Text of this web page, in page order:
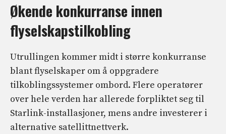
Økende konkurranse innen
flyselskapstilkobling
Utrullingen kommer midt i større konkurranse
blant flyselskaper om å oppgradere
tilkoblingssystemer ombord. Flere operatører
over hele verden har allerede forpliktet seg til
Starlink-installasjoner, mens andre investerer i
alternative satellittnettverk.